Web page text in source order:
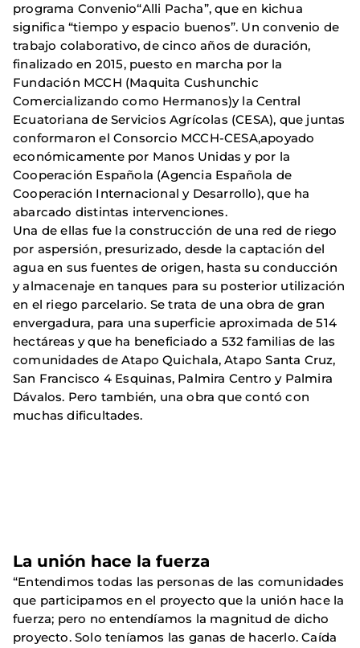
programa Convenio“Alli Pacha”, que en kichua
significa “tiempo y espacio buenos”. Un convenio de
trabajo colaborativo, de cinco años de duración,
finalizado en 2015, puesto en marcha por la
Fundación MCCH (Maquita Cushunchic
Comercializando como Hermanos)y la Central
Ecuatoriana de Servicios Agrícolas (CESA), que juntas
conformaron el Consorcio MCCH-CESA,apoyado
económicamente por Manos Unidas y por la
Cooperación Española (Agencia Española de
Cooperación Internacional y Desarrollo), que ha
abarcado distintas intervenciones.
Una de ellas fue la construcción de una red de riego
por aspersión, presurizado, desde la captación del
agua en sus fuentes de origen, hasta su conducción
y almacenaje en tanques para su posterior utilización
en el riego parcelario. Se trata de una obra de gran
envergadura, para una superficie aproximada de 514
hectáreas y que ha beneficiado a 532 familias de las
comunidades de Atapo Quichala, Atapo Santa Cruz,
San Francisco 4 Esquinas, Palmira Centro y Palmira
Dávalos. Pero también, una obra que contó con
muchas dificultades.
La unión hace la fuerza
“Entendimos todas las personas de las comunidades
que participamos en el proyecto que la unión hace la
fuerza; pero no entendíamos la magnitud de dicho
proyecto. Solo teníamos las ganas de hacerlo. Caída